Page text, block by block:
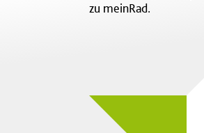
zu meinRad.